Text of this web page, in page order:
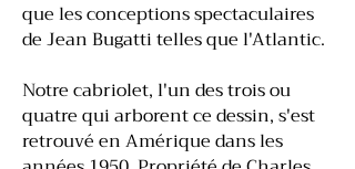
que les conceptions spectaculaires
de Jean Bugatti telles que l'Atlantic.
Notre cabriolet, l'un des trois ou
quatre qui arborent ce dessin, s'est
retrouvé en Amérique dans les